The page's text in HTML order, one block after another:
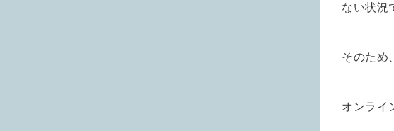
ない状況
そのため
オンライ